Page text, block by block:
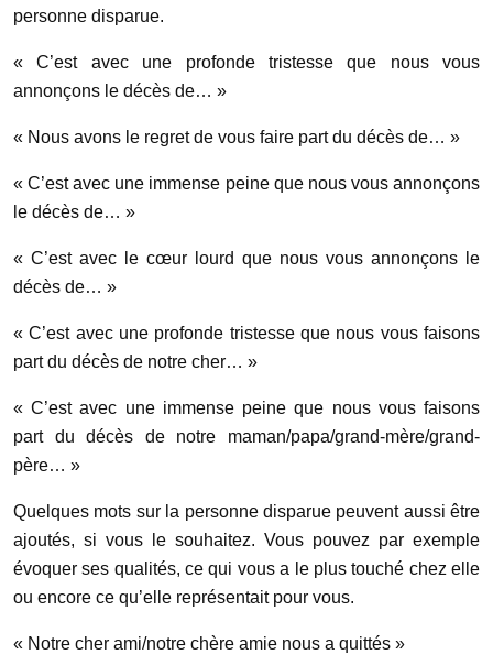
personne disparue.
« C’est avec une profonde tristesse que nous vous
annonçons le décès de… »
« Nous avons le regret de vous faire part du décès de… »
« C’est avec une immense peine que nous vous annonçons
le décès de… »
« C’est avec le cœur lourd que nous vous annonçons le
décès de… »
« C’est avec une profonde tristesse que nous vous faisons
part du décès de notre cher… »
« C’est avec une immense peine que nous vous faisons
part du décès de notre maman/papa/grand-mère/grand-
père… »
Quelques mots sur la personne disparue peuvent aussi être
ajoutés, si vous le souhaitez. Vous pouvez par exemple
évoquer ses qualités, ce qui vous a le plus touché chez elle
ou encore ce qu’elle représentait pour vous.
« Notre cher ami/notre chère amie nous a quittés »